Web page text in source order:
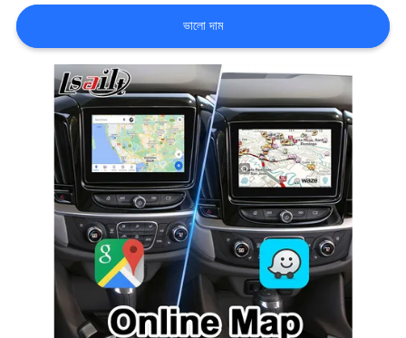
কেস
SITEMAP
PRIVACY
POLICY
ভালো দাম